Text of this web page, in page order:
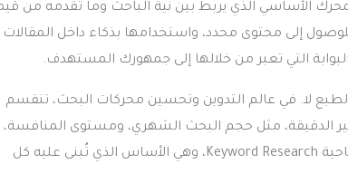
الأساسي الذي يربط بين نية الباحث وما تقدمه من
إلى محتوى محدد، واستخدامها بذكاء داخل المقالات
التي تعبر من خلالها إلى جمهورك المستهدف.
لا. في عالم التدوين وتحسين محركات البحث، تنقسم
الدقيقة، مثل حجم البحث الشهري، ومستوى
ارتباطها بهدفك التسويقي. هذه العملية المتقدمة تُعرف بتحليل الكلمات المفتاحية Keyword Research، وهي الأساس الذي تُبنى عليه كل